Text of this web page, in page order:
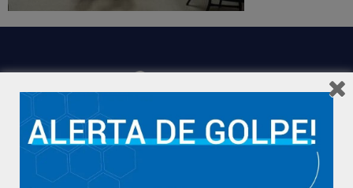
Hospital São Camilo – há mais de 50 anos cuidando da saúde
com qualidade, acolhimento e compromisso com a vida em